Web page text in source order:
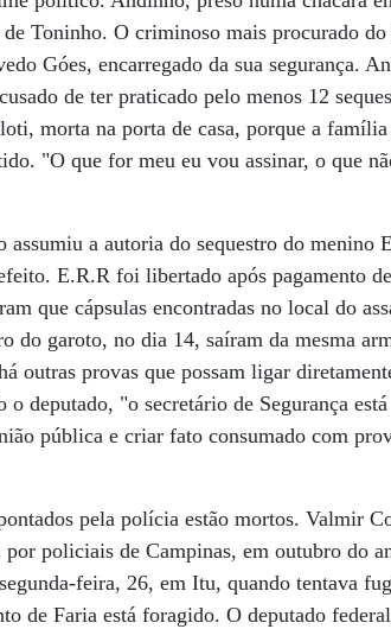
Toninho. O criminoso mais procurado do
Góes, encarregado da sua segurança.
de ter praticado pelo menos 12
morta na porta de casa, porque a
"O que for meu eu vou assinar, o que
a autoria do sequestro do menino
E.R.R foi libertado após pagamento
que cápsulas encontradas no local do
do garoto, no dia 14, saíram da mesma
outras provas que possam ligar
deputado, "o secretário de Segurança está
pública e criar fato consumado com
pela polícia estão mortos. Valmir
policiais de Campinas, em outubro do
feira, 26, em Itu, quando tentava
de Faria está foragido. O deputado